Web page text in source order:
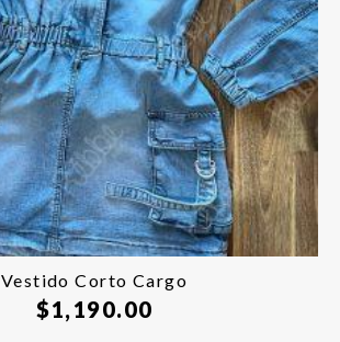
Vestido Corto Cargo
$1,190.00